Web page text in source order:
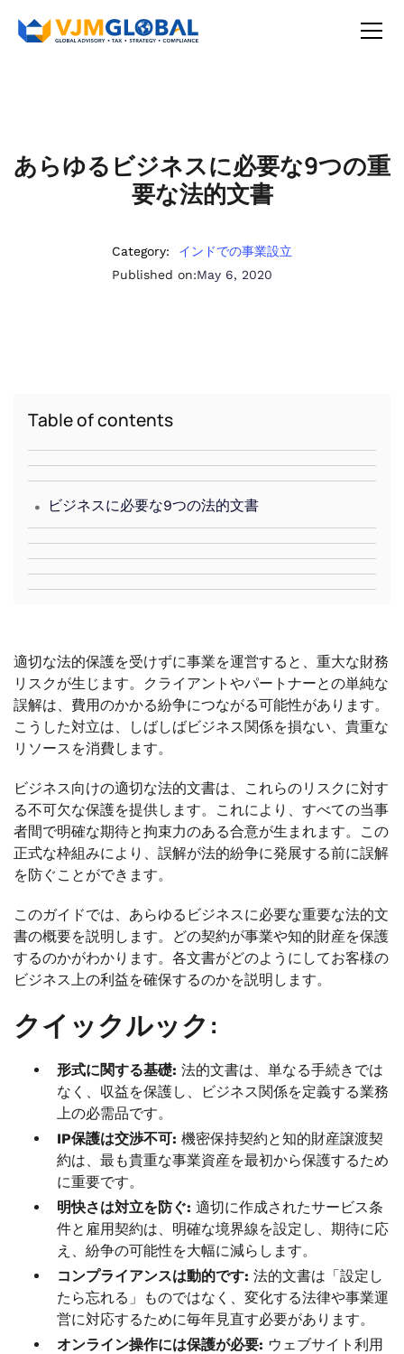
あらゆるビジネスに必要な9つの重
要な法的文書
Category:
インドでの事業設立
Published on:May 6, 2020
Table of contents
. ビジネスに必要な9つの法的文書
適切な法的保護を受けずに事業を運営すると、重大な財務
リスクが生じます。クライアントやパートナーとの単純な
誤解は、費用のかかる紛争につながる可能性があります。
こうした対立は、しばしばビジネス関係を損ない、貴重な
リソースを消費します。
ビジネス向けの適切な法的文書は、これらのリスクに対す
る不可欠な保護を提供します。これにより、すべての当事
者間で明確な期待と拘束力のある合意が生まれます。この
正式な枠組みにより、誤解が法的紛争に発展する前に誤解
を防ぐことができます。
このガイドでは、あらゆるビジネスに必要な重要な法的文
書の概要を説明します。どの契約が事業や知的財産を保護
するのかがわかります。各文書がどのようにしてお客様の
ビジネス上の利益を確保するのかを説明します。
クイックルック:
形式に関する基礎: 法的文書は、単なる手続きでは
なく、収益を保護し、ビジネス関係を定義する業務
上の必需品です。
IP保護は交渉不可: 機密保持契約と知的財産譲渡契
約は、最も貴重な事業資産を最初から保護するため
に重要です。
明快さは対立を防ぐ: 適切に作成されたサービス条
件と雇用契約は、明確な境界線を設定し、期待に応
え、紛争の可能性を大幅に減らします。
コンプライアンスは動的です: 法的文書は「設定し
たら忘れる」ものではなく、変化する法律や事業運
営に対応するために毎年見直す必要があります。
オンライン操作には保護が必要: ウェブサイト利用